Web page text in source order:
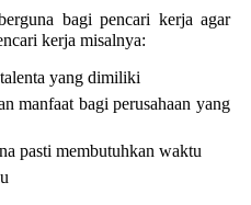
bagi pencari kerja agar
kerja misalnya:
yang dimiliki
manfaat bagi perusahaan yang
pasti membutuhkan waktu